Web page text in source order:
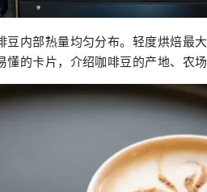
豆内部热量均匀分布。轻度烘焙最
的卡片，介绍咖啡豆的产地、农场